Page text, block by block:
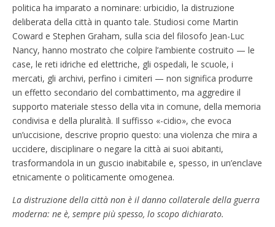
politica ha imparato a nominare: urbicidio, la distruzione
deliberata della città in quanto tale. Studiosi come Martin
Coward e Stephen Graham, sulla scia del filosofo Jean-Luc
Nancy, hanno mostrato che colpire l’ambiente costruito — le
case, le reti idriche ed elettriche, gli ospedali, le scuole, i
mercati, gli archivi, perfino i cimiteri — non significa produrre
un effetto secondario del combattimento, ma aggredire il
supporto materiale stesso della vita in comune, della memoria
condivisa e della pluralità. Il suffisso «-cidio», che evoca
un’uccisione, descrive proprio questo: una violenza che mira a
uccidere, disciplinare o negare la città ai suoi abitanti,
trasformandola in un guscio inabitabile e, spesso, in un’enclave
etnicamente o politicamente omogenea.
La distruzione della città non è il danno collaterale della guerra
moderna: ne è, sempre più spesso, lo scopo dichiarato.